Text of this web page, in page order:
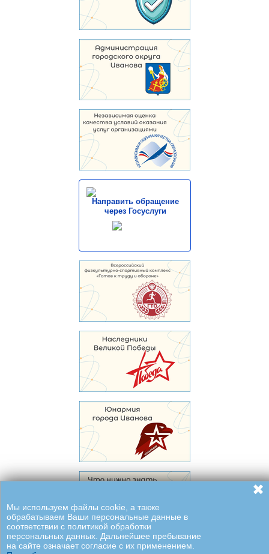
Направить обращение
через Госуслуги
Мы используем файлы cookie, а также
обрабатываем Ваши персональные данные в
соответствии с политикой обработки
персональных данных. Дальнейшее пребывание
на сайте означает согласие с их применением.
✖